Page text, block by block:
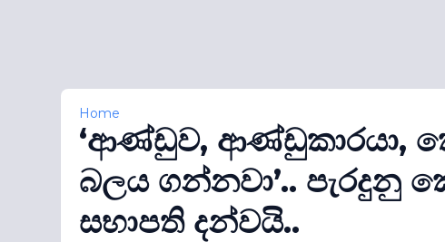
Home
‘ආණ්ඩුව, ආණ්ඩුකාරයා,
බලය ගන්නවා’.. පැරදුනු
සභාපති දන්වයි..